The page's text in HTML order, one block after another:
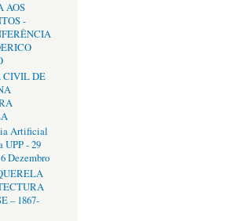
AOS
-
CIVIL DE
Artificial
UPP - 29
Dezembro
– 1867-